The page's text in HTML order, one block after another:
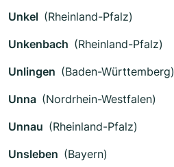
Unkel (Rheinland-Pfalz)
Unkenbach (Rheinland-Pfalz)
Unlingen (Baden-Württemberg)
Unna (Nordrhein-Westfalen)
Unnau (Rheinland-Pfalz)
Unsleben (Bayern)